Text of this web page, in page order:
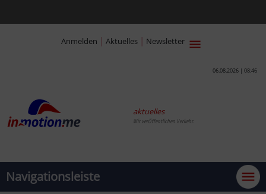
Anmelden | Aktuelles | Newsletter
06.08.2026 | 08:46
aktuelles
Wir verÖffentlichen Verkehr.
Navigationsleiste